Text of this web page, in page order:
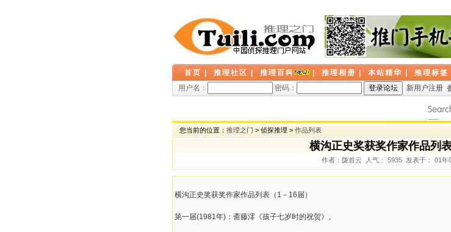
首页 推理社区 推理百科 推理相册 本站精华 推理标签
用户名：
密码： 新用户注册
您当前的位置： 推理之门 > 侦探推理 > 作品列表
横沟正史奖获奖作家作品列
作者：陇首云 人气： 5935 发表于： 01年
横沟正史奖获奖作家作品列表（1－16届）
第一届(1981年)：斋藤澪《孩子七岁时的祝贺》。